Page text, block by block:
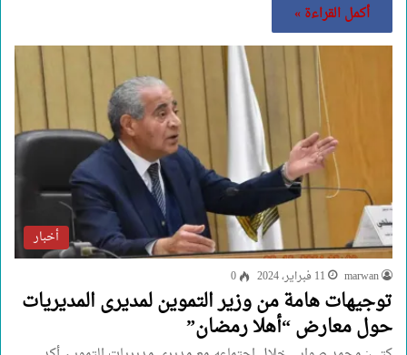
أكمل القراءة »
أخبار
marwan 11 فبراير، 2024 0
توجيهات هامة من وزير التموين لمديرى المديريات
حول معارض “أهلا رمضان”